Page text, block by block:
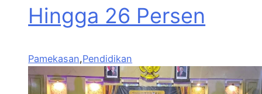
Hingga 26 Persen
Pamekasan,Pendidikan